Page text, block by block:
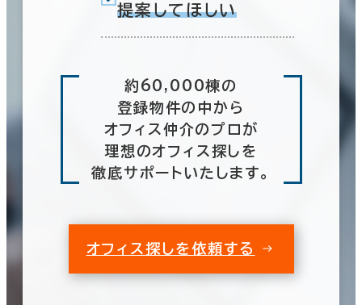
提案してほしい
約60,000棟の
登録物件の中から
オフィス仲介のプロが
理想のオフィス探しを
徹底サポートいたします。
オフィス探しを依頼する